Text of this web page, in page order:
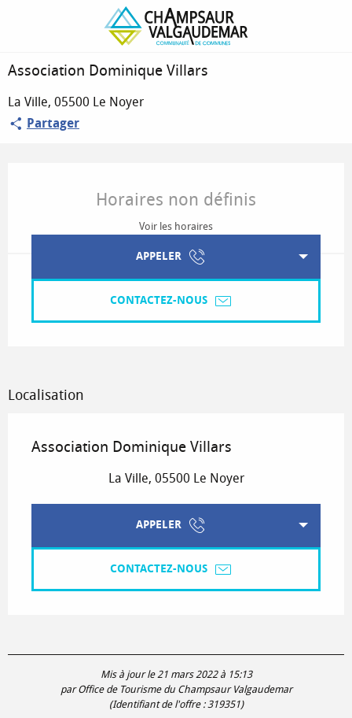
Association Dominique Villars
Association Dominique Villars
La Ville, 05500 Le Noyer
Partager
Horaires non définis
Voir les horaires
APPELER
CONTACTEZ-NOUS
Localisation
Association Dominique Villars
La Ville, 05500 Le Noyer
APPELER
CONTACTEZ-NOUS
Mis à jour le 21 mars 2022 à 15:13
par Office de Tourisme du Champsaur Valgaudemar
(Identifiant de l'offre : 319351)